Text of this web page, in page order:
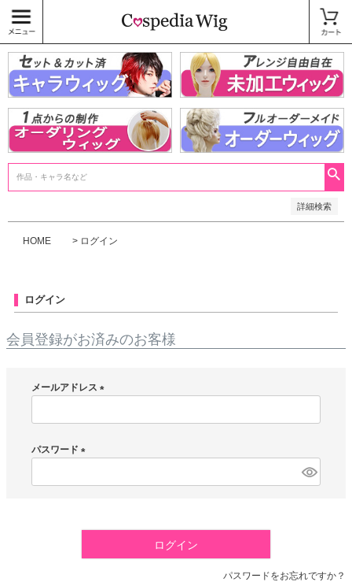
詳細検索
〜
商品タグ
キャラウィッグ
未加工ウィッグ
ベースウィッグ
衣装
SALE中
HOME ログイン
ログイン
会員登録がお済みのお客様
メールアドレス
必
パスワード
必
ログイン
パスワードをお忘れですか？